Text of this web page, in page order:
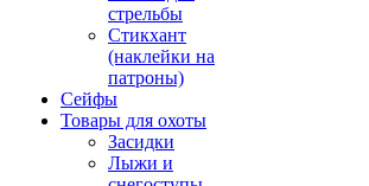
стрельбы
Стикхант
(наклейки на
патроны)
Сейфы
Товары для охоты
Засидки
Лыжи и